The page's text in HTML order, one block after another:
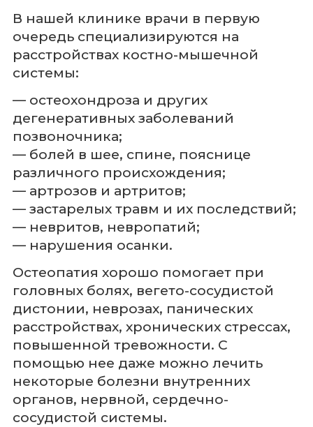
В нашей клинике врачи в первую
очередь специализируются на
расстройствах костно-мышечной
системы:
— остеохондроза и других
дегенеративных заболеваний
позвоночника;
— болей в шее, спине, пояснице
различного происхождения;
— артрозов и артритов;
— застарелых травм и их последствий;
— невритов, невропатий;
— нарушения осанки.
Остеопатия хорошо помогает при
головных болях, вегето-сосудистой
дистонии, неврозах, панических
расстройствах, хронических стрессах,
повышенной тревожности. С
помощью нее даже можно лечить
некоторые болезни внутренних
органов, нервной, сердечно-
сосудистой системы.